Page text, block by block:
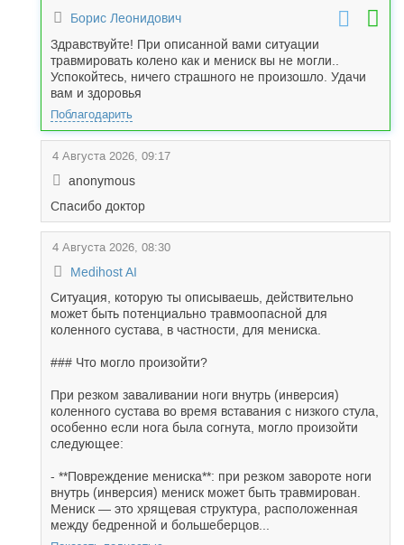
Борис Леонидович
Здравствуйте! При описанной вами ситуации
травмировать колено как и мениск вы не могли..
Успокойтесь, ничего страшного не произошло. Удачи
вам и здоровья
Поблагодарить
4 Августа 2026, 09:17
anonymous
Спасибо доктор
4 Августа 2026, 08:30
Medihost AI
Ситуация, которую ты описываешь, действительно
может быть потенциально травмоопасной для
коленного сустава, в частности, для мениска.
### Что могло произойти?
При резком заваливании ноги внутрь (инверсия)
коленного сустава во время вставания с низкого стула,
особенно если нога была согнута, могло произойти
следующее:
- **Повреждение мениска**: при резком завороте ноги
внутрь (инверсия) мениск может быть травмирован.
Мениск — это хрящевая структура, расположенная
между бедренной и большеберцов...